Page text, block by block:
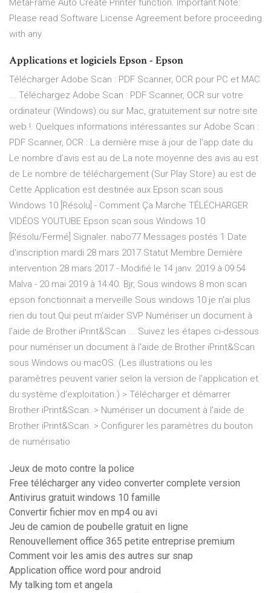
MetaFrame Auto Create Printer function. Important Note:
Please read Software License Agreement before proceeding
with any
Applications et logiciels Epson - Epson
Télécharger Adobe Scan : PDF Scanner, OCR pour PC et MAC
... Téléchargez Adobe Scan : PDF Scanner, OCR sur votre
ordinateur (Windows) ou sur Mac, gratuitement sur notre site
web !. Quelques informations intéressantes sur Adobe Scan :
PDF Scanner, OCR : La dernière mise à jour de l’app date du
Le nombre d’avis est au de La note moyenne des avis au est
de Le nombre de téléchargement (Sur Play Store) au est de
Cette Application est destinée aux Epson scan sous
Windows 10 [Résolu] - Comment Ça Marche TÉLÉCHARGER
VIDÉOS YOUTUBE Epson scan sous Windows 10
[Résolu/Fermé] Signaler. nabo77 Messages postés 1 Date
d'inscription mardi 28 mars 2017 Statut Membre Dernière
intervention 28 mars 2017 - Modifié le 14 janv. 2019 à 09:54
Malva - 20 mai 2019 à 14:40. Bjr, Sous windows 8 mon scan
epson fonctionnait a merveille Sous windows 10 je n'ai plus
rien du tout Qui peut m'aider SVP Numériser un document à
l'aide de Brother iPrint&Scan ... Suivez les étapes ci-dessous
pour numériser un document à l'aide de Brother iPrint&Scan
sous Windows ou macOS. (Les illustrations ou les
paramètres peuvent varier selon la version de l'application et
du système d'exploitation.) > Télécharger et démarrer
Brother iPrint&Scan. > Numériser un document à l'aide de
Brother iPrint&Scan. > Configurer les paramètres du bouton
de numérisatio
Jeux de moto contre la police
Free télécharger any video converter complete version
Antivirus gratuit windows 10 famille
Convertir fichier mov en mp4 ou avi
Jeu de camion de poubelle gratuit en ligne
Renouvellement office 365 petite entreprise premium
Comment voir les amis des autres sur snap
Application office word pour android
My talking tom et angela